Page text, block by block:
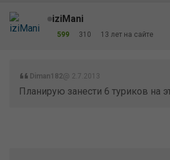
iziMani
599 310 13 лет на сайте
Diman182@ 2.7.2013
Планирую занести 6 туриков на